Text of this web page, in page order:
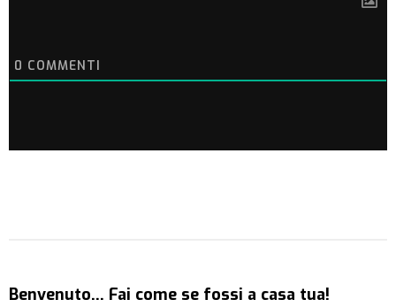
0 COMMENTI
Benvenuto… Fai come se fossi a casa tua!